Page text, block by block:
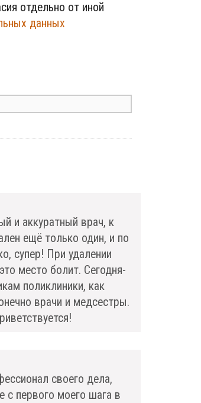
отдельно от иной
данных
и аккуратный врач, к
ещё только один, и по
супер! При удалении
место болит. Сегодня-
поликлиники, как
врачи и медсестры.
своего дела,
с первого моего шага в